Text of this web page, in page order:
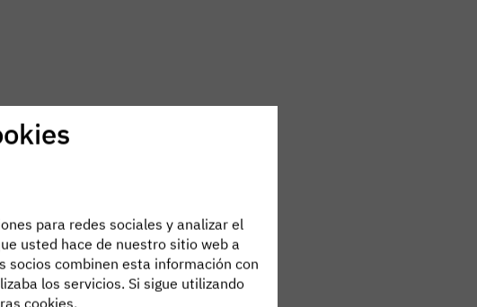
para redes sociales y analizar el
usted hace de nuestro sitio web a
socios combinen esta información con
los servicios. Si sigue utilizando
cookies.